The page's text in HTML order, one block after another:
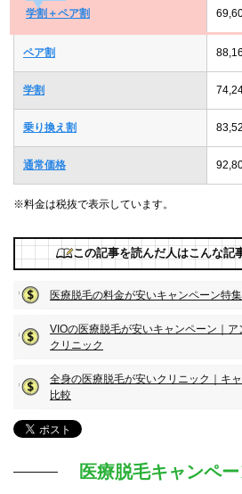
学割＋ペア割
ペア割
学割
乗り換え割
通常価格
※料金は税抜で表示しています。
この記事を読んだ人はこんな記
医療脱毛の料金が安いキャンペーン特
VIOの医療脱毛が安いキャンペーン｜
クリニック
全身の医療脱毛が安いクリニック｜キ
比較
医療脱毛キャンペ